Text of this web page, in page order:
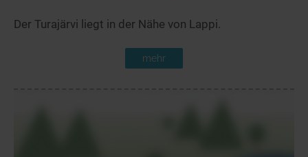
Der Turajärvi liegt in der Nähe von Lappi.
mehr